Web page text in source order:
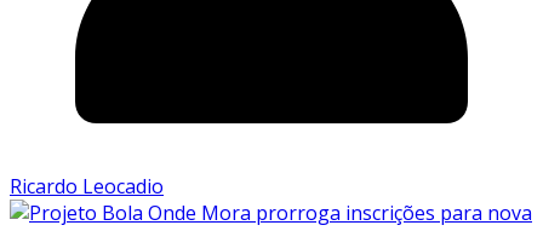
Ricardo Leocadio